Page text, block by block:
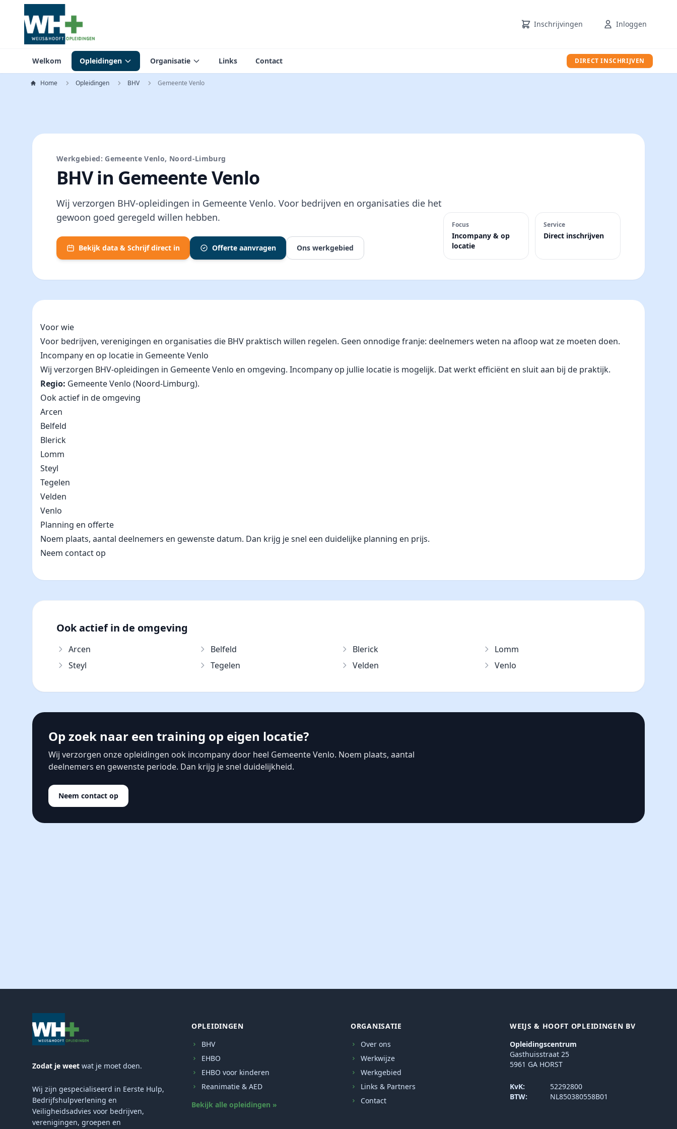
Inschrijvingen Inloggen
Welkom Opleidingen Organisatie Links Contact DIRECT INSCHRIJVEN
Home Opleidingen BHV Gemeente Venlo
Werkgebied: Gemeente Venlo, Noord-Limburg
BHV in Gemeente Venlo
Wij verzorgen BHV-opleidingen in Gemeente Venlo. Voor bedrijven en organisaties die het
gewoon goed geregeld willen hebben.
Bekijk data & Schrijf direct in Offerte aanvragen Ons werkgebied
Focus
Incompany & op
locatie
Service
Direct inschrijven
Voor wie
Voor bedrijven, verenigingen en organisaties die BHV praktisch willen regelen. Geen onnodige franje: deelnemers weten na afloop wat ze moeten doen.
Incompany en op locatie in Gemeente Venlo
Wij verzorgen BHV-opleidingen in Gemeente Venlo en omgeving. Incompany op jullie locatie is mogelijk. Dat werkt efficiënt en sluit aan bij de praktijk.
Regio: Gemeente Venlo (Noord-Limburg).
Ook actief in de omgeving
Arcen
Belfeld
Blerick
Lomm
Steyl
Tegelen
Velden
Venlo
Planning en offerte
Noem plaats, aantal deelnemers en gewenste datum. Dan krijg je snel een duidelijke planning en prijs.
Neem contact op
Ook actief in de omgeving
Arcen Belfeld Blerick
Lomm
Steyl
Tegelen Velden Venlo
Op zoek naar een training op eigen locatie?
Wij verzorgen onze opleidingen ook incompany door heel Gemeente Venlo. Noem plaats, aantal
deelnemers en gewenste periode. Dan krijg je snel duidelijkheid.
Neem contact op
Zodat je weet wat je moet doen.
Wij zijn gespecialiseerd in Eerste Hulp,
Bedrijfshulpverlening en
Veiligheidsadvies voor bedrijven,
verenigingen, groepen en
OPLEIDINGEN
BHV
EHBO
EHBO voor kinderen
Reanimatie & AED
Bekijk alle opleidingen »
ORGANISATIE
Over ons
Werkwijze
Werkgebied
Links & Partners
Contact
WEIJS & HOOFT OPLEIDINGEN BV
Opleidingscentrum
Gasthuisstraat 25
5961 GA HORST
KvK:
52292800
BTW:
NL850380558B01